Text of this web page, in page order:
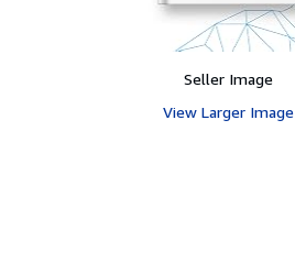
Seller Image
View Larger Image